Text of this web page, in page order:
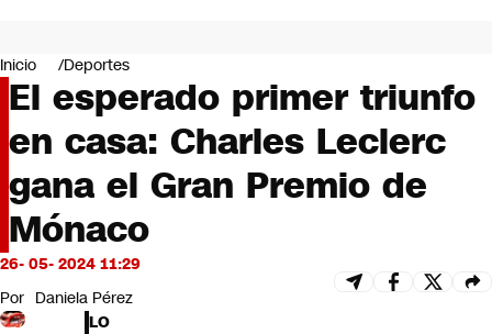
Negocios
Deportes
Programas completos
Cultura
Servicios
Bits
CNN Data
CNN tiempo
Futuro 360
Inicio Deportes
El esperado primer triunfo
en casa: Charles Leclerc
gana el Gran Premio de
Mónaco
26- 05- 2024 11:29
Por Daniela Pérez
LO